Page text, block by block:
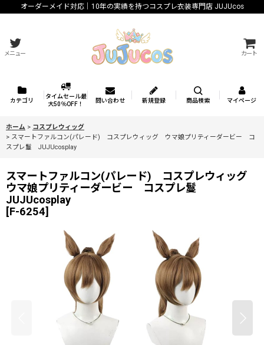
オーダーメイド対応｜10年の実績を持つコスプレ衣装専門店 JUJUcos
メニュー カート
カテゴリ
タイムセール最
大50％OFF！
問い合わせ 新規登録 商品検索 マイページ
ホーム > コスプレウィッグ
> スマートファルコン(パレード) コスプレウィッグ ウマ娘プリティーダービー コ
スプレ鬘 JUJUcosplay
スマートファルコン(パレード) コスプレウィッグ
ウマ娘プリティーダービー コスプレ鬘
JUJUcosplay
[F-6254]